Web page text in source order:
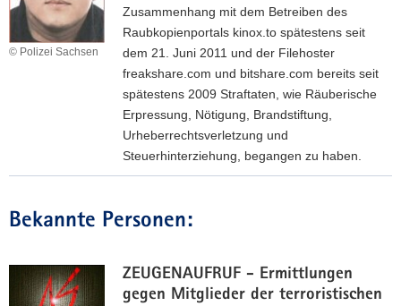
R
A
M
A
n
a
t
e
a
u
© Polizei Sachsen
Zusammenhang mit dem Betreiben des
Raubkopienportals kinox.to spätestens seit
dem 21. Juni 2011 und der Filehoster
freakshare.com und bitshare.com bereits seit
spätestens 2009 Straftaten, wie Räuberische
Erpressung, Nötigung, Brandstiftung,
Urheberrechtsverletzung und
Steuerhinterziehung, begangen zu haben.
h
d
u
Bekannte Personen:
ZEUGENAUFRUF - Ermittlungen
gegen Mitglieder der terroristischen